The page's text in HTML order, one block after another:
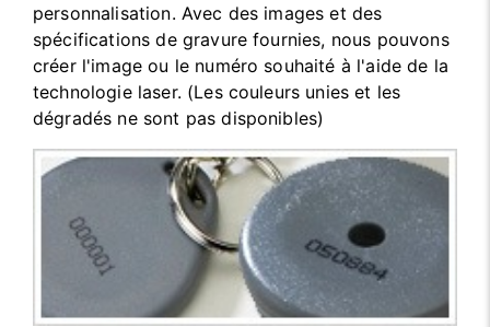
personnalisation. Avec des images et des
spécifications de gravure fournies, nous pouvons
créer l'image ou le numéro souhaité à l'aide de la
technologie laser. (Les couleurs unies et les
dégradés ne sont pas disponibles)